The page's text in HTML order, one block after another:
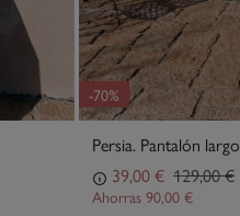
-70%
Persia. Pantalón largo
39,00 € 129,00 €
Ahorras 90,00 €